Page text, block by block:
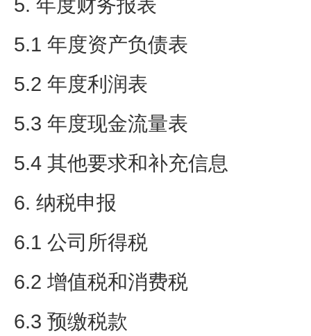
5. 年度财务报表
5.1 年度资产负债表
5.2 年度利润表
5.3 年度现金流量表
5.4 其他要求和补充信息
6. 纳税申报
6.1 公司所得税
6.2 增值税和消费税
6.3 预缴税款